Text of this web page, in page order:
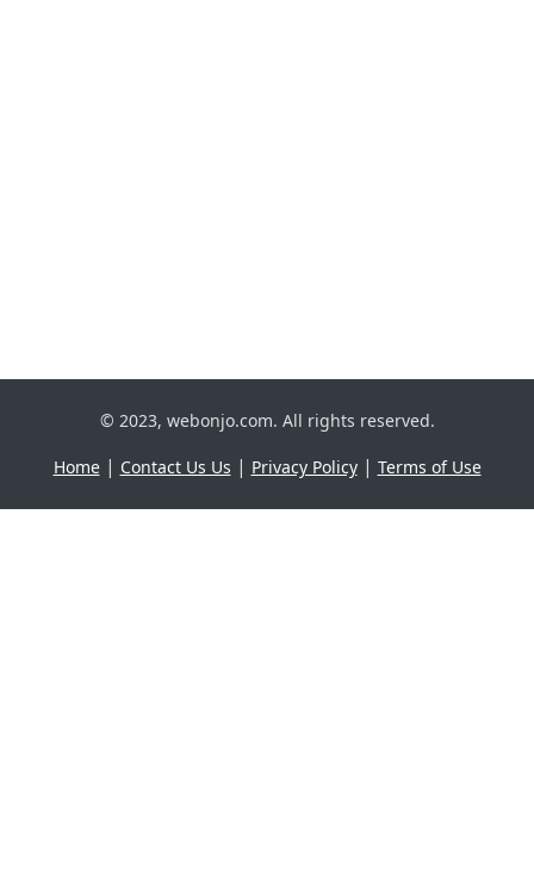
© 2023, webonjo.com. All rights reserved.
Home| Contact Us Us | Privacy Policy| Terms of Use